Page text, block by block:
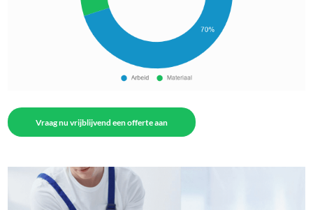
Vraag nu vrijblijvend een offerte aan